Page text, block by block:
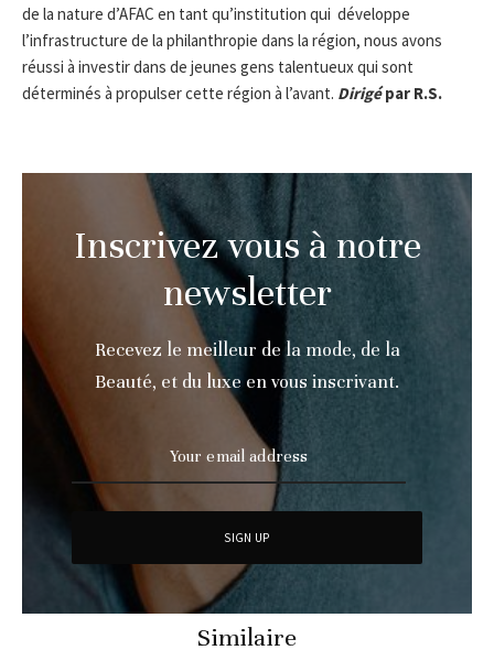
de la nature d’AFAC en tant qu’institution qui développe
l’infrastructure de la philanthropie dans la région, nous avons
réussi à investir dans de jeunes gens talentueux qui sont
déterminés à propulser cette région à l’avant. Dirigépar R.S.
Inscrivez vous à notre
newsletter
Recevez le meilleur de la mode, de la
Beauté, et du luxe en vous inscrivant.
Similaire